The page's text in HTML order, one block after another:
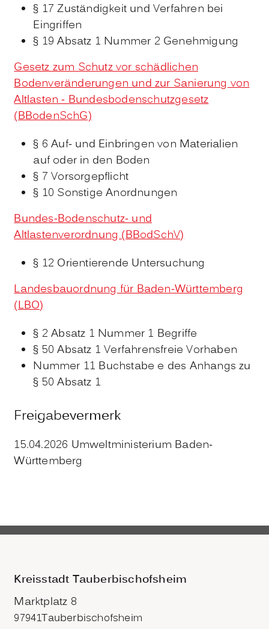
§ 17 Zuständigkeit und Verfahren bei
Eingriffen
§ 19 Absatz 1 Nummer 2 Genehmigung
Gesetz zum Schutz vor schädlichen
Bodenveränderungen und zur Sanierung von
Altlasten - Bundesbodenschutzgesetz
(BBodenSchG)
§ 6 Auf- und Einbringen von Materialien
auf oder in den Boden
§ 7 Vorsorgepflicht
§ 10 Sonstige Anordnungen
Bundes-Bodenschutz- und
Altlastenverordnung (BBodSchV)
§ 12 Orientierende Untersuchung
Landesbauordnung für Baden-Württemberg
(LBO)
§ 2 Absatz 1 Nummer 1 Begriffe
§ 50 Absatz 1 Verfahrensfreie Vorhaben
Nummer 11 Buchstabe e des Anhangs zu
§ 50 Absatz 1
Freigabevermerk
15.04.2026 Umweltministerium Baden-
Württemberg
Kreisstadt Tauberbischofsheim
Marktplatz 8
97941Tauberbischofsheim